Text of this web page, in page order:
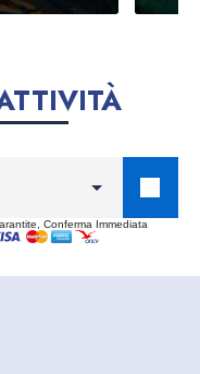
Conferma Immediata